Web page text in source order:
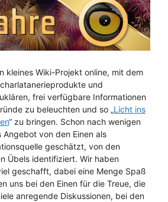
kleines Wiki-Projekt online, mit dem
und
frei verfügbare Informationen
zu beleuchten und so „Licht ins
“ zu bringen. Schon nach wenigen
von den Einen als
geschätzt, von den
Übels identifiziert. Wir haben
geschafft, dabei eine Menge Spaß
uns bei den Einen für die Treue, die
anregende Diskussionen, bei den